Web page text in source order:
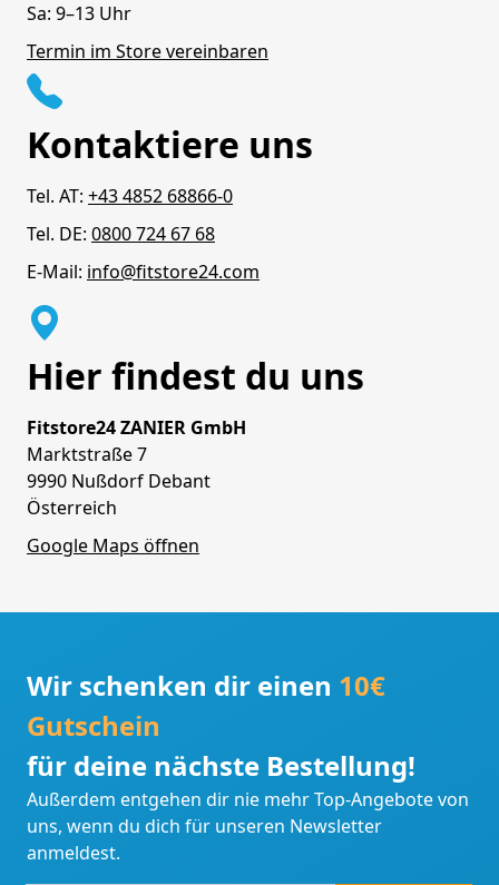
Sa: 9–13 Uhr
Termin im Store vereinbaren
Kontaktiere uns
Tel. AT: +43 4852 68866-0
Tel. DE: 0800 724 67 68
E-Mail: info@fitstore24.com
Hier findest du uns
Fitstore24 ZANIER GmbH
Marktstraße 7
9990 Nußdorf Debant
Österreich
Google Maps öffnen
Wir schenken dir einen 10€
Gutschein
für deine nächste Bestellung!
Außerdem entgehen dir nie mehr Top-Angebote von
uns, wenn du dich für unseren Newsletter
anmeldest.